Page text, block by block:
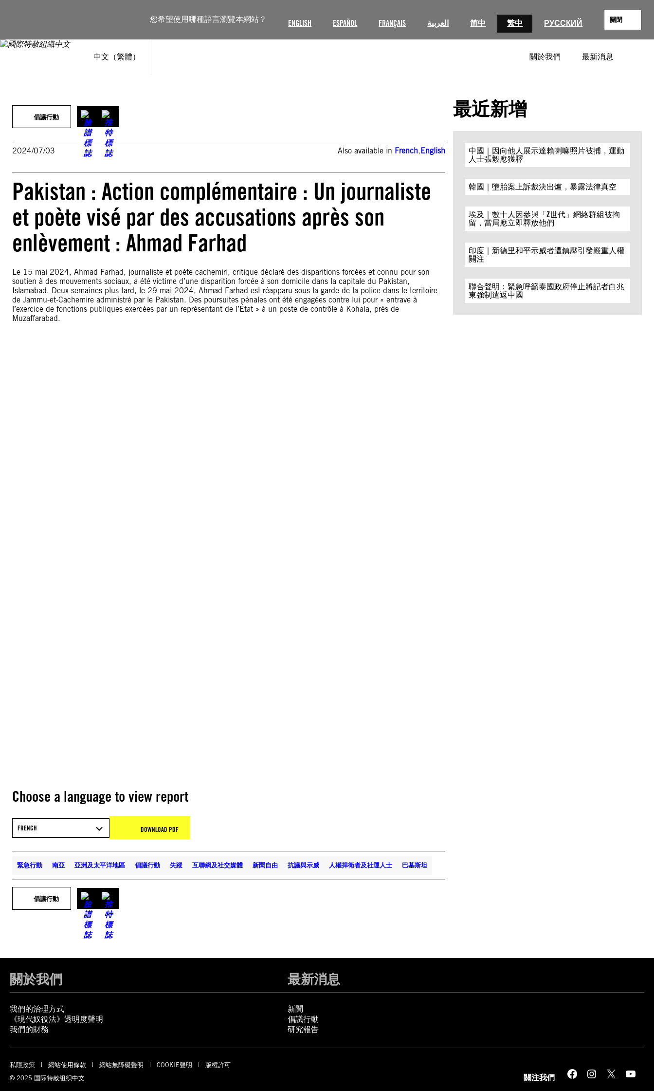
您希望使用哪種語言瀏覽本網站？ ENGLISH ESPAÑOL FRANÇAIS العربية 简中 繁中 РУССКИЙ 關閉
中文（繁體） 關於我們 最新消息
內
倡議行動
2024/07/03 Also available in French,English
Pakistan : Action complémentaire : Un journaliste
et poète visé par des accusations après son
enlèvement : Ahmad Farhad
Le 15 mai 2024, Ahmad Farhad, journaliste et poète cachemiri, critique déclaré des disparitions forcées et connu pour son
soutien à des mouvements sociaux, a été victime d’une disparition forcée à son domicile dans la capitale du Pakistan,
Islamabad. Deux semaines plus tard, le 29 mai 2024, Ahmad Farhad est réapparu sous la garde de la police dans le territoire
de Jammu-et-Cachemire administré par le Pakistan. Des poursuites pénales ont été engagées contre lui pour « entrave à
l’exercice de fonctions publiques exercées par un représentant de l’État » à un poste de contrôle à Kohala, près de
Muzaffarabad.
Choose a language to view report
FRENCH DOWNLOAD PDF
緊急行動 南亞 亞洲及太平洋地區 倡議行動 失蹤 互聯網及社交媒體 新聞自由 抗議與示威 人權捍衛者及社運人士 巴基斯坦
倡議行動
最近新增
中國｜因向他人展示達賴喇嘛照片被捕，運動
人士張毅應獲釋
韓國｜墮胎案上訴裁決出爐，暴露法律真空
埃及｜數十人因參與「Z世代」網絡群組被拘
留，當局應立即釋放他們
印度｜新德里和平示威者遭鎮壓引發嚴重人權
關注
聯合聲明：緊急呼籲泰國政府停止將記者白兆
東強制遣返中國
關於我們
我們的治理方式
《現代奴役法》透明度聲明
我們的財務
最新消息
新聞
倡議行動
研究報告
私隱政策 網站使用條款 網站無障礙聲明 COOKIE聲明
版權許可
© 2025 国际特赦组织中文
關注我們 Facebook Instagram X YouTube